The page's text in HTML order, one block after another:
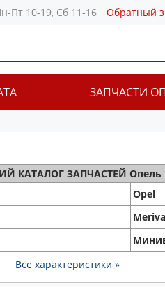
Пт 10-19, Сб 11-16 Обратный
ЗАПЧАСТИ
КАТАЛОГ ЗАПЧАСТЕЙ Опель
Opel
Meriva
Все характеристики »